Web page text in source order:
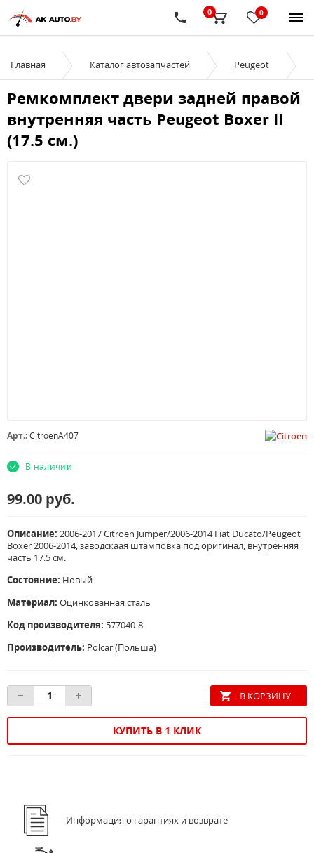
0
0
Главная Каталог автозапчастей Peugeot
Ремкомплект двери задней правой
внутренняя часть Peugeot Boxer II
(17.5 см.)
Арт.:CitroenA407
В наличии
99.00 руб.
Описание: 2006-2017 Citroen Jumper/2006-2014 Fiat Ducato/Peugeot
Boxer 2006-2014, заводскаая штамповка под оригинал, внутренняя
часть 17.5 см.
Состояние: Новый
Материал: Оцинкованная сталь
Код производителя: 577040-8
Производитель: Polcar (Польша)
КУПИТЬ В 1 КЛИК
Информация о гарантиях и возврате